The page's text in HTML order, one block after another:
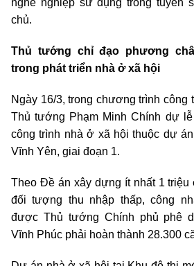
nghề nghiệp sử dụng trong tuyển
chủ.
Thủ tướng chỉ đạo phương
trong phát triển nhà ở xã hội
Ngày 16/3, trong chương trình công
Thủ tướng Phạm Minh Chính dự
công trình nhà ở xã hội thuộc dự
Vĩnh Yên, giai đoạn 1.
Theo Đề án xây dựng ít nhất 1 triệu
đối tượng thu nhập thấp, công
được Thủ tướng Chính phủ phê
Vĩnh Phúc phải hoàn thành 28.300